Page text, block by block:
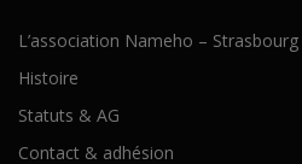
L’association Nameho – Strasbourg
Histoire
Statuts & AG
Contact & adhésion